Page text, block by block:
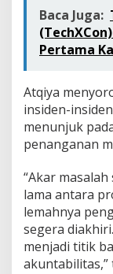
Baca Juga:
Pertama
Atqiya
insiden-
menunjuk
penanganan
“Akar
lama antara
lemahnya
segera
menjadi titik
akuntabilitas,”